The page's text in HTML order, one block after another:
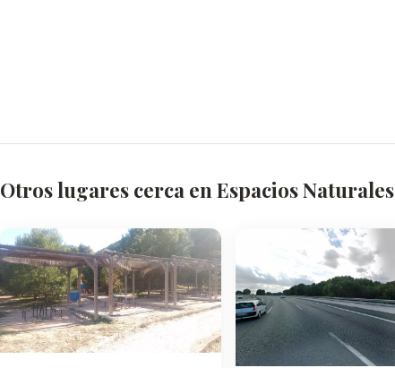
Otros lugares cerca en Espacios Naturales